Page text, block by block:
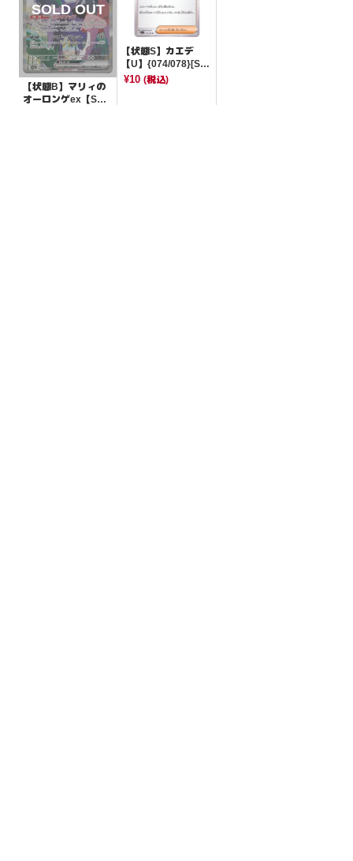
【状態B】マリィの
オーロンゲex【SA
【状態S】カエデ
【U】{074/078}[SV
1V]
¥10(税込)